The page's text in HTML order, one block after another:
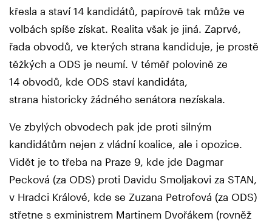
křesla a staví 14 kandidátů, papírově tak může ve
volbách spíše získat. Realita však je jiná. Zaprvé,
řada obvodů, ve kterých strana kandiduje, je prostě
těžkých a ODS je neumí. V téměř polovině ze
14 obvodů, kde ODS staví kandidáta,
strana historicky žádného senátora nezískala.
Ve zbylých obvodech pak jde proti silným
kandidátům nejen z vládní koalice, ale i opozice.
Vidět je to třeba na Praze 9, kde jde Dagmar
Pecková (za ODS) proti Davidu Smoljakovi za STAN,
v Hradci Králové, kde se Zuzana Petrofová (za ODS)
střetne s exministrem Martinem Dvořákem (rovněž